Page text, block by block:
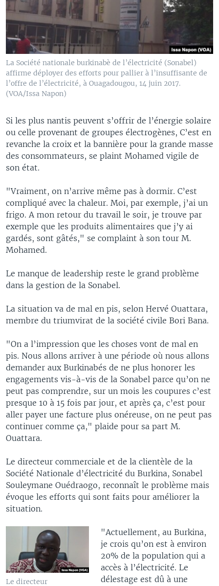
La Société nationale burkinabè de l’électricité (Sonabel)
affirme déployer des efforts pour pallier à l’insuffisante de
l’offre de l’électricité, à Ouagadougou, 14 juin 2017.
(VOA/Issa Napon)
Si les plus nantis peuvent s’offrir de l’énergie solaire
ou celle provenant de groupes électrogènes, C’est en
revanche la croix et la bannière pour la grande masse
des consommateurs, se plaint Mohamed vigile de
son état.
"Vraiment, on n’arrive même pas à dormir. C’est
compliqué avec la chaleur. Moi, par exemple, j’ai un
frigo. A mon retour du travail le soir, je trouve par
exemple que les produits alimentaires que j’y ai
gardés, sont gâtés," se complaint à son tour M.
Mohamed.
Le manque de leadership reste le grand problème
dans la gestion de la Sonabel.
La situation va de mal en pis, selon Hervé Ouattara,
membre du triumvirat de la société civile Bori Bana.
"On a l’impression que les choses vont de mal en
pis. Nous allons arriver à une période où nous allons
demander aux Burkinabés de ne plus honorer les
engagements vis-à-vis de la Sonabel parce qu’on ne
peut pas comprendre, sur un mois les coupures c’est
presque 10 à 15 fois par jour, et après ça, c’est pour
aller payer une facture plus onéreuse, on ne peut pas
continuer comme ça," plaide pour sa part M.
Ouattara.
Le directeur commerciale et de la clientèle de la
Société Nationale d’électricité du Burkina, Sonabel
Souleymane Ouédraogo, reconnaît le problème mais
évoque les efforts qui sont faits pour améliorer la
situation.
Le directeur
"Actuellement, au Burkina,
je crois qu’on est à environ
20% de la population qui a
accès à l’électricité. Le
délestage est dû à une